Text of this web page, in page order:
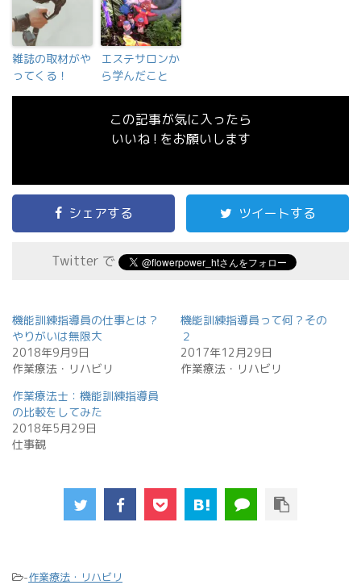
雑誌の取材がや
ってくる！
エステサロンか
ら学んだこと
この記事が気に入ったら
いいね ! をお願いします
シェアする ツイートする
Twitter で
機能訓練指導員の仕事とは？
やりがいは無限大
2018年9月9日
作業療法・リハビリ
機能訓練指導員って何？その
２
2017年12月29日
作業療法・リハビリ
作業療法士：機能訓練指導員
の比較をしてみた
2018年5月29日
仕事観
-作業療法・リハビリ